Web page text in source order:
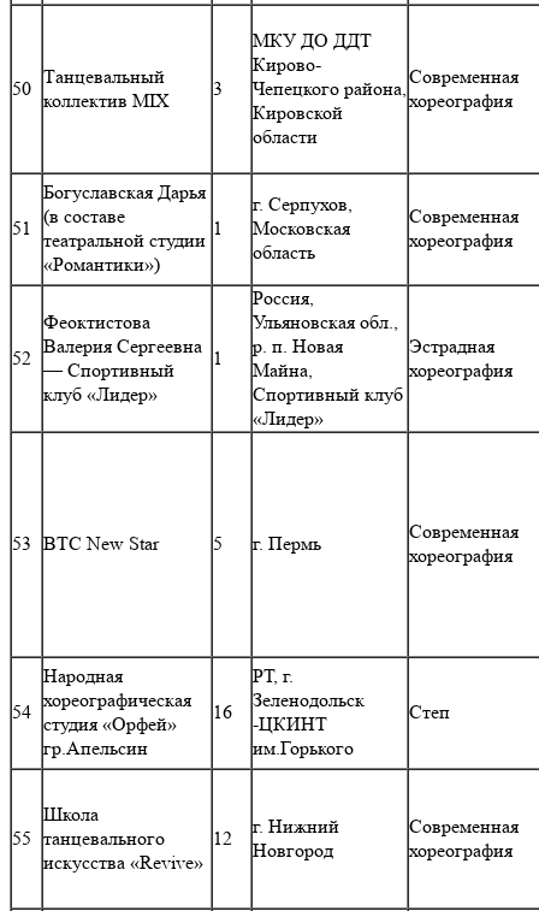
50
Танцевальный
коллектив MIX
3
МКУ ДО ДДТ
Кирово-
Чепецкого района,
Кировской
области
Современная
хореография
51
Богуславская Дарья
(в составе
театральной студии
«Романтики»)
1
г. Серпухов,
Московская
область
Современная
хореография
52
Феоктистова
Валерия Сергеевна
— Спортивный
клуб «Лидер»
1
Россия,
Ульяновская обл.,
р. п. Новая
Майна,
Спортивный клуб
«Лидер»
Эстрадная
хореография
53 ВТС New Star 5 г. Пермь
Современная
хореография
54
Народная
хореографическая
студия «Орфей»
гр.Апельсин
16
РТ, г.
Зеленодольск
-ЦКИНТ
им.Горького
Степ
55
Школа
танцевального
искусства «Revive»
12
г. Нижний
Новгород
Современная
хореография